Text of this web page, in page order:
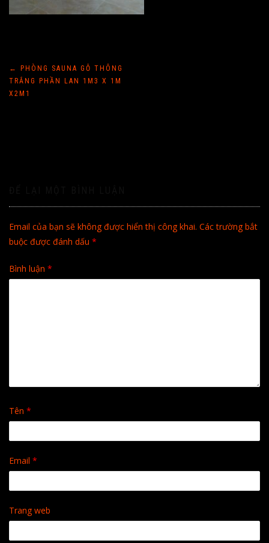
Điều
hướng
←
PHÒNG SAUNA GỖ THÔNG
TRẮNG PHẦN LAN 1M3 X 1M
X2M1
Email của bạn sẽ không được hiển thị công khai. Các trường bắt
buộc được đánh dấu *
Bình luận *
Tên *
Email *
Trang web